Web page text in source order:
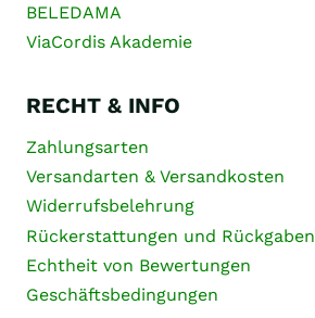
BELEDAMA
ViaCordis Akademie
RECHT & INFO
Zahlungsarten
Versandarten & Versandkosten
Widerrufsbelehrung
Rückerstattungen und Rückgaben
Echtheit von Bewertungen
Geschäftsbedingungen